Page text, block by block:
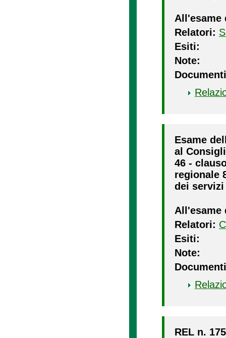
All'esame
Relatori:
Esiti:
Note:
Esame
al
46 -
regionale
dei
All'esame
Relatori:
Esiti:
Note:
REL n.